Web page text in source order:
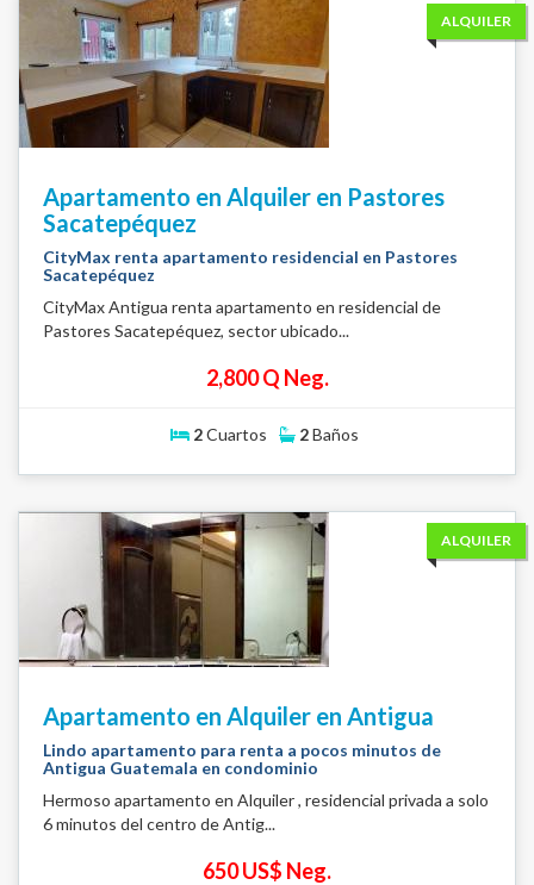
ALQUILER
Apartamento en Alquiler en Pastores
Sacatepéquez
CityMax renta apartamento residencial en Pastores
Sacatepéquez
CityMax Antigua renta apartamento en residencial de
Pastores Sacatepéquez, sector ubicado...
2,800 Q Neg.
2Cuartos 2Baños
ALQUILER
Apartamento en Alquiler en Antigua
Lindo apartamento para renta a pocos minutos de
Antigua Guatemala en condominio
Hermoso apartamento en Alquiler , residencial privada a solo
6 minutos del centro de Antig...
650 US$ Neg.